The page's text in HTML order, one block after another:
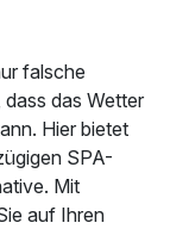
falsche
dass das Wetter
Hier bietet
SPA-
Mit
auf Ihren